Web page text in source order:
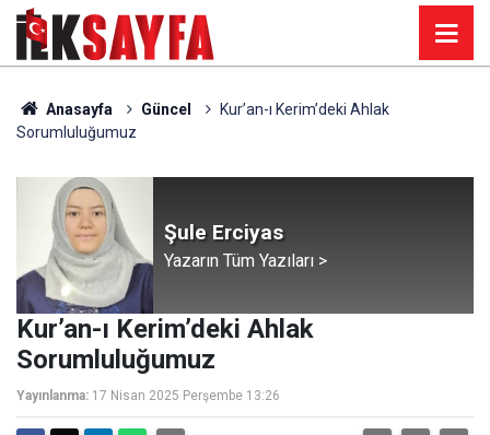
Anasayfa Güncel
Kur’an-ı Kerim’deki Ahlak
Sorumluluğumuz
Şule Erciyas
Yazarın Tüm Yazıları >
Kur’an-ı Kerim’deki Ahlak
Sorumluluğumuz
Yayınlanma: 17 Nisan 2025 Perşembe 13:26